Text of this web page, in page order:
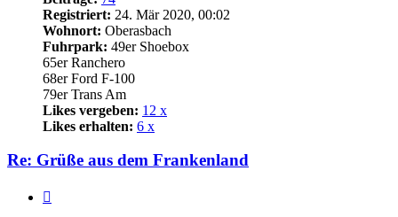
Registriert: 24. Mär 2020, 00:02
Wohnort: Oberasbach
Fuhrpark: 49er Shoebox
65er Ranchero
68er Ford F-100
79er Trans Am
Likes vergeben: 12 x
Likes erhalten: 6 x
Re: Grüße aus dem Frankenland